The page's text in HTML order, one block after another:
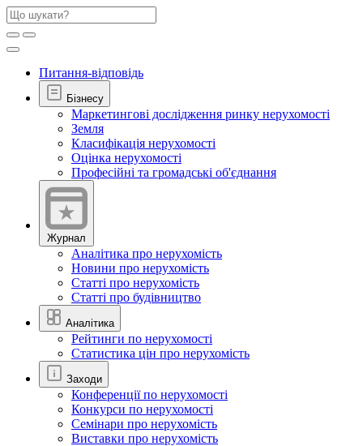
Питання-відповідь
Бізнесу
Маркетингові дослідження ринку нерухомості
Земля
Класифікація нерухомості
Оцінка нерухомості
Професійні та громадські об'єднання
Журнал
Аналітика про нерухомість
Новини про нерухомість
Статті про нерухомість
Статті про будівництво
Аналітика
Рейтинги по нерухомості
Статистика цін про нерухомість
Заходи
Конференції по нерухомості
Конкурси по нерухомості
Семінари про нерухомість
Виставки про нерухомість